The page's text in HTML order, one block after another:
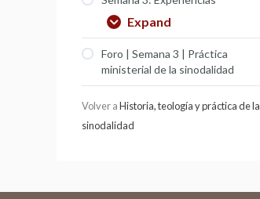
Expand
Foro | Semana 3 | Práctica
ministerial de la sinodalidad
Volver aHistoria, teología y práctica de la
sinodalidad